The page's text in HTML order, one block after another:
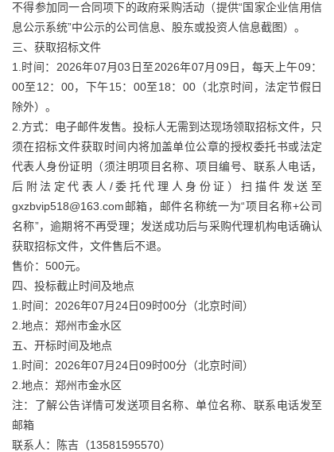
不得参加同一合同项下的政府采购活动（提供“国家企业信用信
息公示系统”中公示的公司信息、股东或投资人信息截图）。
三、获取招标文件
1.时间：2026年07月03日至2026年07月09日，每天上午09：
00至12：00，下午15：00至18：00（北京时间，法定节假日
除外）。
2.方式：电子邮件发售。投标人无需到达现场领取招标文件，只
须在招标文件获取时间内将加盖单位公章的授权委托书或法定
代表人身份证明（须注明项目名称、项目编号、联系人电话，
后附法定代表人/委托代理人身份证）扫描件发送至
gxzbvip518@163.com邮箱，邮件名称统一为“项目名称+公司
名称”，逾期将不再受理；发送成功后与采购代理机构电话确认
获取招标文件，文件售后不退。
售价：500元。
四、投标截止时间及地点
1.时间：2026年07月24日09时00分（北京时间）
2.地点：郑州市金水区
五、开标时间及地点
1.时间：2026年07月24日09时00分（北京时间）
2.地点：郑州市金水区
注：了解公告详情可发送项目名称、单位名称、联系电话发至
邮箱
联系人：陈吉（13581595570）